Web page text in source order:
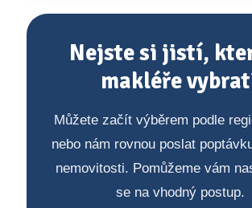
Nejste si jistí,
makléře
Můžete začít výběrem podle
nebo nám rovnou poslat
nemovitosti. Pomůžeme vám
se na vhodný postup.